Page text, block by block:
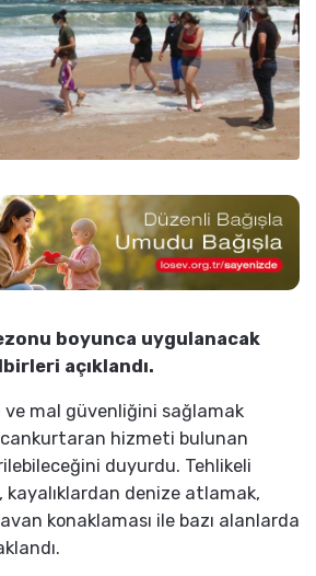
boyunca uygulanacak
açıklandı.
ve mal güvenliğini sağlamak
cankurtaran hizmeti bulunan
duyurdu. Tehlikeli
kayalıklardan denize atlamak,
konaklaması ile bazı alanlarda